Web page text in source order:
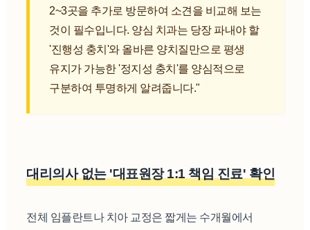
2~3곳을 추가로 방문하여 소견을 비교해 보는
것이 필수입니다. 양심 치과는 당장 파내야 할
'진행성 충치'와 올바른 양치질만으로 평생
유지가 가능한 '정지성 충치'를 양심적으로
구분하여 투명하게 알려줍니다."
대리의사 없는 '대표원장 1:1 책임 진료' 확인
전체 임플란트나 치아 교정은 짧게는 수개월에서